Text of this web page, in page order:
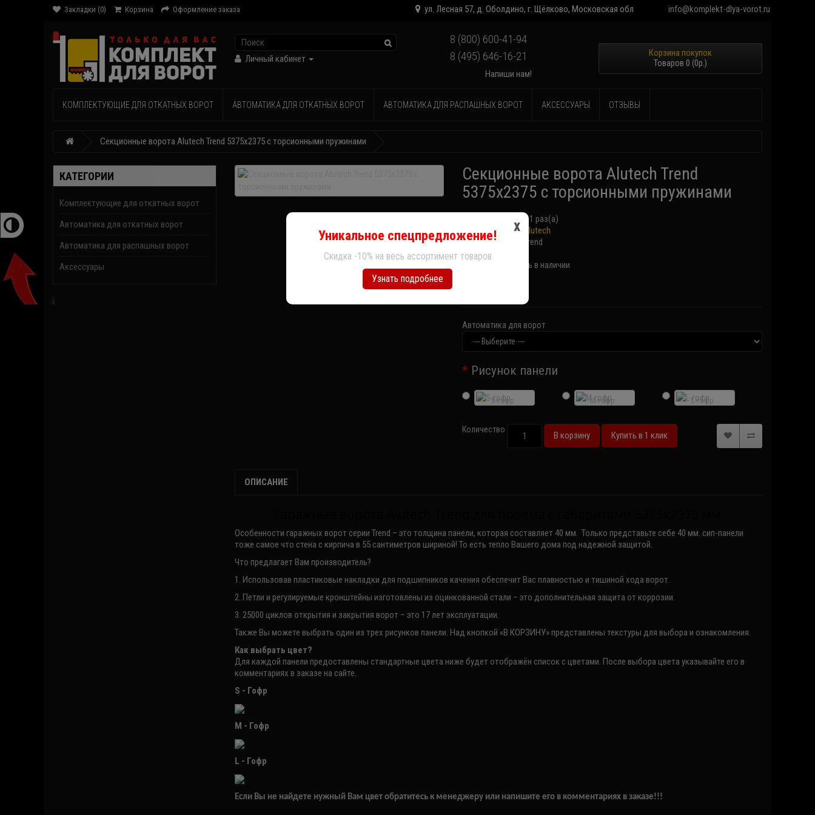
ул. Лесная 57, д. Оболдино, г. Щёлково, Московская обл info@komplekt-dlya-vorot.ru
Закладки (0) Корзина Оформление заказа
Личный кабинет
8 (800) 600-41-94
8 (495) 646-16-21
Напиши нам!
Товаров 0 (0р.)
КОМПЛЕКТУЮЩИЕ ДЛЯ ОТКАТНЫХ ВОРОТ АВТОМАТИКА ДЛЯ ОТКАТНЫХ ВОРОТ АВТОМАТИКА ДЛЯ РАСПАШНЫХ ВОРОТ АКСЕССУАРЫ ОТЗЫВЫ
Секционные ворота Alutech Trend 5375х2375 с торсионными пружинами
КАТЕГОРИИ
Комплектующие для откатных ворот
Автоматика для откатных ворот
Автоматика для распашных ворот
Аксессуары
Секционные ворота Alutech Trend
5375х2375 с торсионными пружинами
Товар уже купили:1 раз(а)
Производитель:
Alutech
Модель: Alutech Trend
Код товара:
Доступность: Есть в наличии
Автоматика для ворот
Рисунок панели
S-гофр M-гофр L-гофр
Количество
В корзину Купить в 1 клик
ОПИСАНИЕ
Особенности гаражных ворот серии Trend – это толщина панели, которая составляет 40 мм. Только представьте себе 40 мм. сип-панели
тоже самое что стена с кирпича в 55 сантиметров шириной! То есть тепло Вашего дома под надежной защитой.
Что предлагает Вам производитель?
1. Использовав пластиковые накладки для подшипников качения обеспечит Вас плавностью и тишиной хода ворот.
2. Петли и регулируемые кронштейны изготовлены из оцинкованной стали – это дополнительная защита от коррозии.
3. 25000 циклов открытия и закрытия ворот – это 17 лет эксплуатации.
Также Вы можете выбрать один из трех рисунков панели. Над кнопкой «В КОРЗИНУ» представлены текстуры для выбора и ознакомления.
Как выбрать цвет?
Для каждой панели предоставлены стандартные цвета ниже будет отображён список с цветами. После выбора цвета указывайте его в
комментариях в заказе на сайте.
S - Гофр
М - Гофр
L - Гофр
Если Вы не найдете нужный Вам цвет обратитесь к менеджеру или напишите его в комментариях в заказе!!!
x
Уникальное спецпредложение!
Cкидка -10% на весь ассортимент товаров
Узнать подробнее